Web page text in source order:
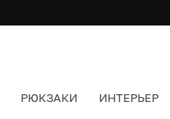
РЮКЗАКИ ИНТЕРЬЕР